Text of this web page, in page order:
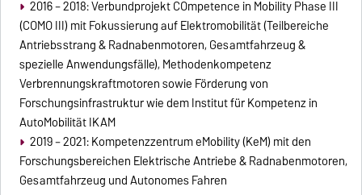
2016 – 2018: Verbundprojekt COmpetence in Mobility Phase III
(COMO III) mit Fokussierung auf Elektromobilität (Teilbereiche
Antriebsstrang & Radnabenmotoren, Gesamtfahrzeug &
spezielle Anwendungsfälle), Methodenkompetenz
Verbrennungskraftmotoren sowie Förderung von
Forschungsinfrastruktur wie dem Institut für Kompetenz in
AutoMobilität IKAM
2019 – 2021: Kompetenzzentrum eMobility (KeM) mit den
Forschungsbereichen Elektrische Antriebe & Radnabenmotoren,
Gesamtfahrzeug und Autonomes Fahren